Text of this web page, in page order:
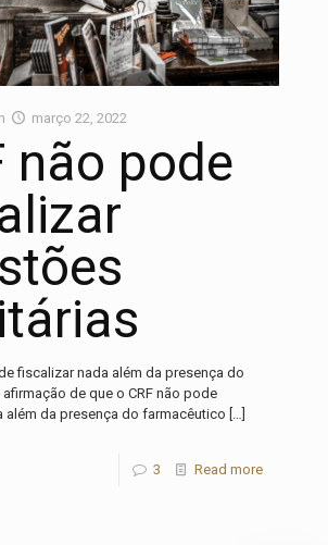
março 22, 2022
não pode
fiscalizar nada além da presença do
de que o CRF não pode
além da presença do farmacêutico […]
3 Read more